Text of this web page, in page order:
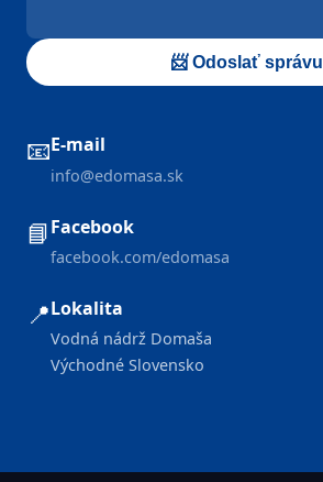
📨 Odoslať správu
📧E-mail
info@edomasa.sk
📘Facebook
facebook.com/edomasa
📍Lokalita
Vodná nádrž Domaša
Východné Slovensko